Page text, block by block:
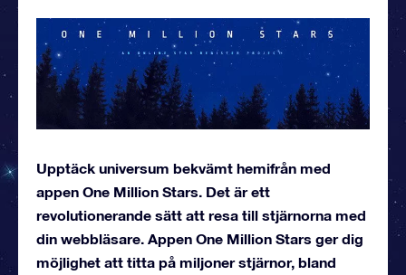
Upptäck universum bekvämt hemifrån med
appen One Million Stars. Det är ett
revolutionerande sätt att resa till stjärnorna med
din webbläsare. Appen One Million Stars ger dig
möjlighet att titta på miljoner stjärnor, bland